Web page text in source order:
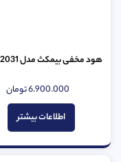
هود مخفی بیمکث مدل 2031 پلاس
امتیاز
0
از
5
6.900.000تومان
اطلاعات بیشتر